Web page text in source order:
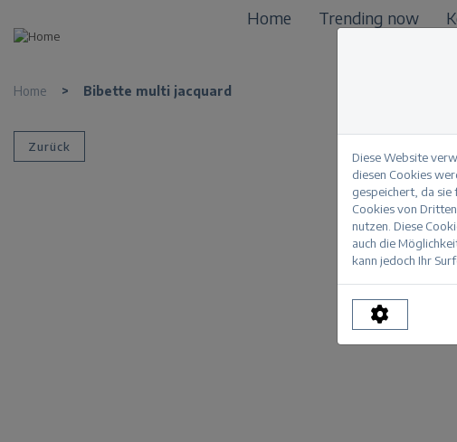
Home Trending now
Home > Bibette multi jacquard
Zurück
Diese Website
diesen Cookies
gespeichert, da sie
Cookies von
nutzen. Diese
auch die
kann jedoch Ihr